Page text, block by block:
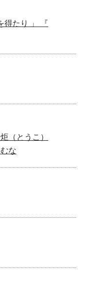
得たり 」 『
（とうこ）
な